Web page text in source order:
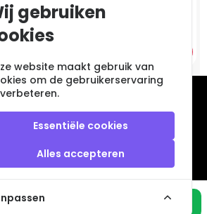
In winkelmandje
Eric Clapton – No Reason To
Cry
- FURNITURE - COLLECTABLES
A
gebruiken
website maakt gebruik van
om de gebruikerservaring
Essentiële cookies
Alles accepteren